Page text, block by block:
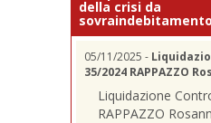
della crisi da
sovraindebitamento
05/11/2025 -
35/2024 RAPPAZZO
Liquidazione
RAPPAZZO